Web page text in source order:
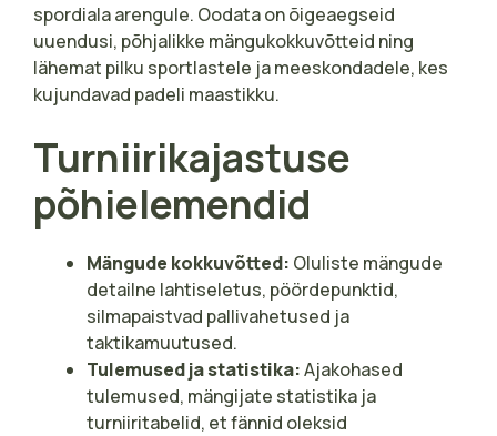
spordiala arengule. Oodata on õigeaegseid
uuendusi, põhjalikke mängukokkuvõtteid ning
lähemat pilku sportlastele ja meeskondadele, kes
kujundavad padeli maastikku.
Turniirikajastuse
põhielemendid
Mängude kokkuvõtted: Oluliste mängude
detailne lahtiseletus, pöördepunktid,
silmapaistvad pallivahetused ja
taktikamuutused.
Tulemused ja statistika:Ajakohased
tulemused, mängijate statistika ja
turniiritabelid, et fännid oleksid